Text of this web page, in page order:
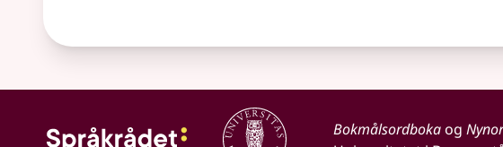
Bokmålsordbokaog